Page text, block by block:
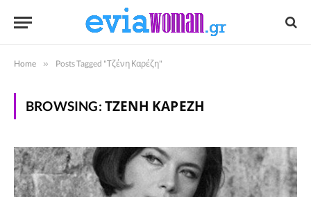
Home » Posts Tagged "Τζένη Καρέζη"
BROWSING: ΤΖΈΝΗ ΚΑΡΈΖΗ